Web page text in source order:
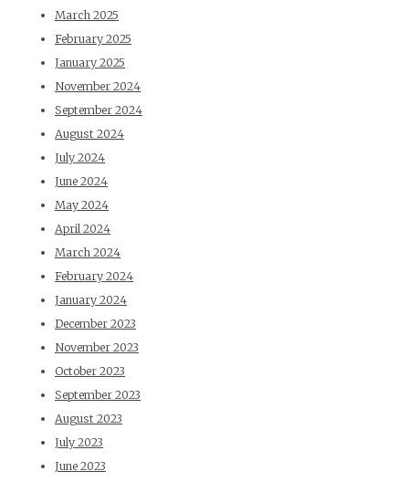
March 2025
February 2025
January 2025
November 2024
September 2024
August 2024
July 2024
June 2024
May 2024
April 2024
March 2024
February 2024
January 2024
December 2023
November 2023
October 2023
September 2023
August 2023
July 2023
June 2023